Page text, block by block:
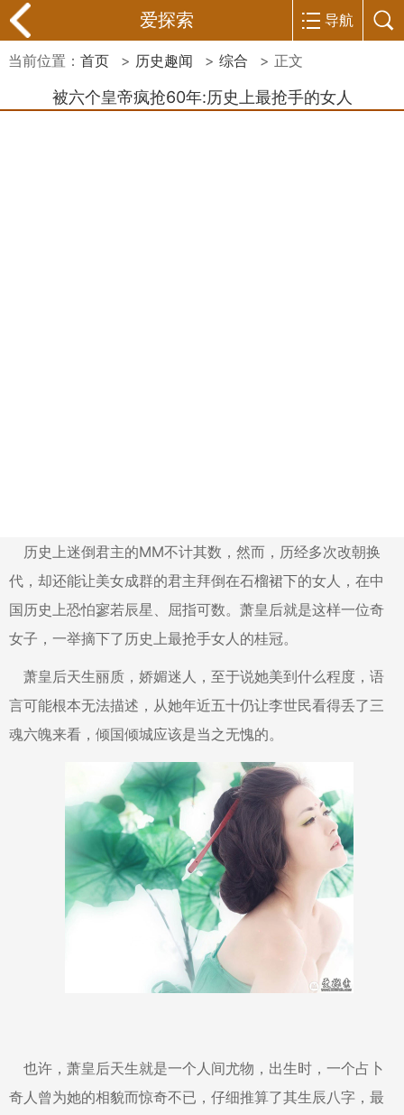
爱探索 导航
当前位置： 首页 > 历史趣闻 > 综合 > 正文
被六个皇帝疯抢60年:历史上最抢手的女人
历史上迷倒君主的MM不计其数，然而，历经多次改朝换
代，却还能让美女成群的君主拜倒在石榴裙下的女人，在中
国历史上恐怕寥若辰星、屈指可数。萧皇后就是这样一位奇
女子，一举摘下了历史上最抢手女人的桂冠。
萧皇后天生丽质，娇媚迷人，至于说她美到什么程度，语
言可能根本无法描述，从她年近五十仍让李世民看得丢了三
魂六魄来看，倾国倾城应该是当之无愧的。
也许，萧皇后天生就是一个人间尤物，出生时，一个占卜
奇人曾为她的相貌而惊奇不已，仔细推算了其生辰八字，最